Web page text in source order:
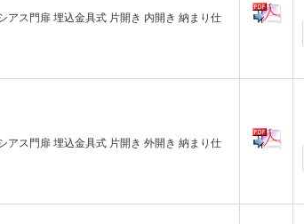
アス門扉 埋込金具式 片開き 内開き 納まり仕
アス門扉 埋込金具式 片開き 外開き 納まり仕